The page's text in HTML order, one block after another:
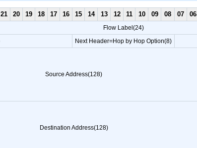
21 20 19 18 17 16 15 14 13 12 11 10 09 08 07
06
Flow Label(24)
Next Header=Hop by Hop Option(8)
Source Address(128)
Destination Address(128)